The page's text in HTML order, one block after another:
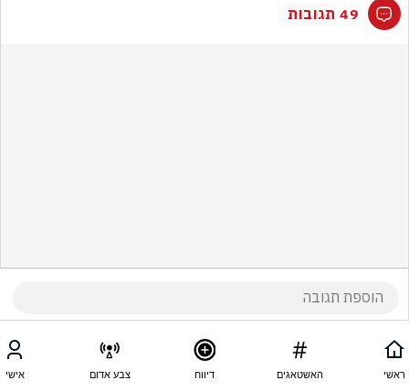
49 תגובות
ראשי האשטאגים דיווח צבע אדום אישי